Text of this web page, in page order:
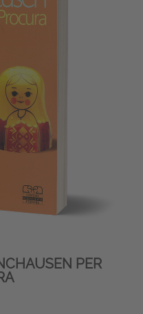
PER